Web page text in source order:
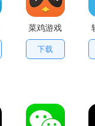
菜鸡游戏
不用排队
版
下载